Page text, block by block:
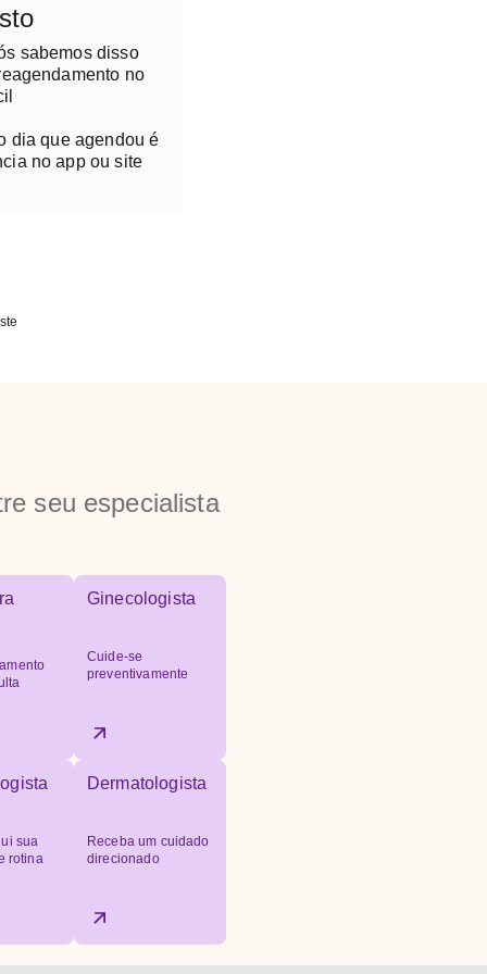
sabemos disso
no
dia que agendou é
no app ou site
seu especialista
Ginecologista
Cuide-se
preventivamente
sua
rotina
Dermatologista
Receba um cuidado
direcionado